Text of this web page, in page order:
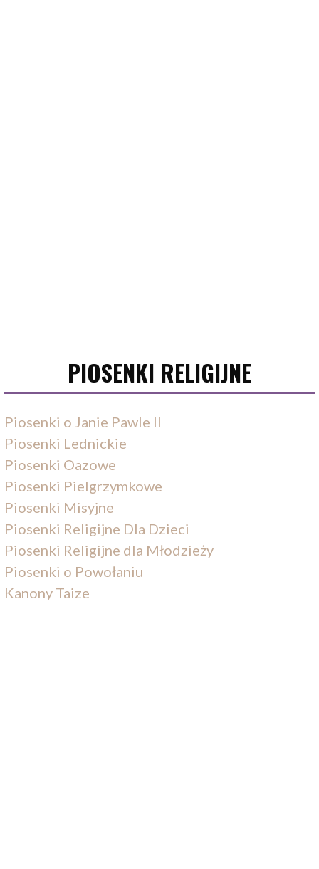
PIOSENKI RELIGIJNE
Piosenki o Janie Pawle II
Piosenki Lednickie
Piosenki Oazowe
Piosenki Pielgrzymkowe
Piosenki Misyjne
Piosenki Religijne Dla Dzieci
Piosenki Religijne dla Młodzieży
Piosenki o Powołaniu
Kanony Taize